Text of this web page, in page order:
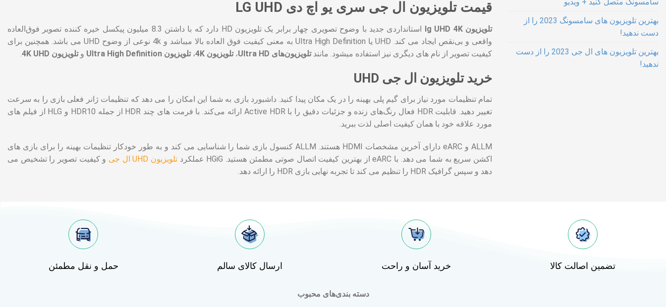
بهترین تلویزیون های سامسونگ 2023 را از
دست ندهید!
بهترین تلویزیون های ال جی 2023 را از دست
ندهید!
قیمت تلویزیون ال جی سری یو اچ دی LG UHD
تلویزیون‌ lg UHD 4K
استانداردی جدید با وضوح تصویری چهار برابر یک تلویزیون HD دارد که با داشتن 8.3 میلیون پیکسل خیره‌ کننده تصویر فوق‌العاده
واقعی و بی‌نقص ایجاد می کند. UHD یا Ultra High Definition به معنی کیفیت فوق العاده بالا میباشد و 4k نوعی از وضوح UHD می باشد. همچنین برای
کیفیت تصویر از نام های دیگری نیز استفاده میشود. مانندتلویزیون‌های Ultra HD ،تلویزیون 4K ،تلویزیون Ultra High Definition وتلویزیون 4K UHD .
خرید تلویزیون ال جی UHD
تمام تنظیمات مورد نیاز برای گیم پلی بهینه را در یک مکان پیدا کنید. داشبورد بازی به شما این امکان را می دهد که تنظیمات ژانر فعلی بازی را به سرعت
تغییر دهید. قابلیت HDR فعال رنگ‌های زنده و جزئیات دقیق را با Active HDR ارائه می‌کند. با فرمت های چند HDR از جمله HDR10 و HLG از فیلم های
مورد علاقه خود با همان کیفیت اصلی لذت ببرید.
ALLM و eARC دارای آخرین مشخصات HDMI هستند. ALLM کنسول بازی شما را شناسایی می کند و به طور خودکار تنظیمات بهینه را برای بازی های
اکشن سریع به شما می دهد. با eARC از بهترین کیفیت اتصال صوتی مطمئن هستید. HGiG عملکرد
تلویزیون UHD ال جی
و کیفیت تصویر را تشخیص می
دهد و سپس گرافیک HDR را تنظیم می کند تا تجربه نهایی بازی HDR را ارائه دهد.
تضمین اصالت کالا خرید آسان و راحت ارسال کالای سالم حمل و نقل مطمئن
دسته بندی‌های محبوب